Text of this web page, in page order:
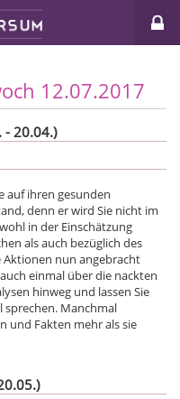
12.07.2017
- 20.04.)
auf ihren gesunden
denn er wird Sie nicht im
in der Einschätzung
als auch bezüglich des
Aktionen nun angebracht
einmal über die nackten
hinweg und lassen Sie
sprechen. Manchmal
und Fakten mehr als sie